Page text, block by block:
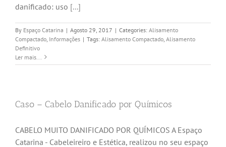
danificado: uso [...]
By Espaço Catarina | Agosto 29, 2017 | Categories: Alisamento
Compactado Informações | Tags: Alisamento Compactado Alisamento
Definitivo
Ler mais...
Caso – Cabelo Danificado por Químicos
CABELO MUITO DANIFICADO POR QUÍMICOS A Espaço
Catarina - Cabeleireiro e Estética, realizou no seu espaço